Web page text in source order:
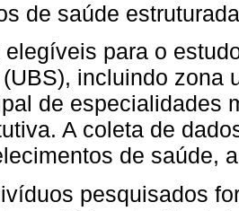
de saúde
elegíveis para o
incluindo zona
de especialidades
A coleta de
de saúde,
pesquisados